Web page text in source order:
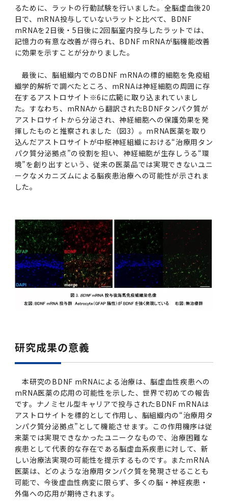
るために、ラットの行動試験を行いました。全脳虚血後20
日で、mRNA投与していないラットと比べて、BDNF
mRNAを2日後・5日後に2回脳室内投与したラットでは、
記憶力の有意な改善が得られ、BDNF mRNAが脳機能改善
に効果を示すことが分かりました。
最後に、脳組織内でのBDNF mRNAの標的細胞を免疫組
織学的解析で調べたところ、mRNAは神経細胞の周囲に存
在するアストロサイト※6に広範に取り込まれていまし
た。すなわち、mRNAから翻訳されたBDNFタンパク質が
アストロサイトから分泌され、神経細胞への保護効果を発
揮したものと推察されました（図3）。mRNA医薬を取り
込んだアストロサイトが中枢神経組織における“治療用タン
パク質分泌拠点”の役割を担い、神経細胞が生存しうる“環
境”を創り出すという、従来の医薬品では実現できないユニ
ークなメカニズムによる脳疾患治療への可能性が示されま
した。
研究成果の意義
本研究のBDNF mRNAによる治療は、脳虚血性疾患への
mRNA医薬の応用の可能性を示した、世界で初めての報告
です。ナノミセル型キャリアで投与されたBDNF mRNAは
アストロサイトを標的として作用し、脳組織内の“治療用タ
ンパク質分泌拠点”として機能させます。この作用機序は従
来薬では実現できなかったユニークなもので、治療困難な
疾患として代表的な存在である脳虚血系疾患に対して、新
しい治療法実現の可能性を提示するものです。またｍRNA
医薬は、どのような治療用タンパク質を発現させることも
可能で、今後虚血性病変に限らず、多くの脳・神経疾患・
外傷への応用が期待されます。